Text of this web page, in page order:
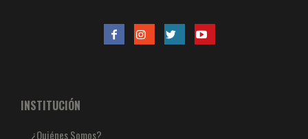
INSTITUCIÓN
¿Quiénes Somos?